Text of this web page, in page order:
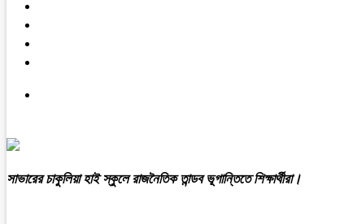
সাভারের চাকুলিয়া হাই স্কুলে রাজনৈতিক তান্ডব ভূগান্তিতে শিক্ষার্থীরা।